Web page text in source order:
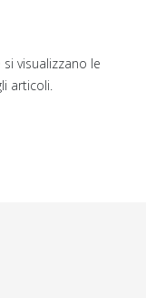
visualizzano le
articoli.